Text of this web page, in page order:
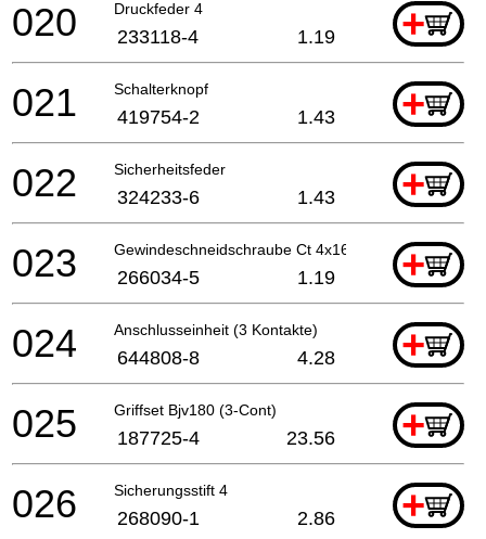
Druckfeder 4 +
020 233118-4 1.19
Schalterknopf +
021 419754-2 1.43
Sicherheitsfeder +
022 324233-6 1.43
Gewindeschneidschraube Ct 4x16 +
023 266034-5 1.19
Anschlusseinheit (3 Kontakte) +
024 644808-8 4.28
Griffset Bjv180 (3-Cont) +
025 187725-4 23.56
Sicherungsstift 4 +
026 268090-1 2.86